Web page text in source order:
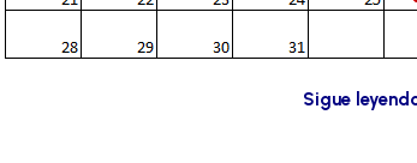
Sigue